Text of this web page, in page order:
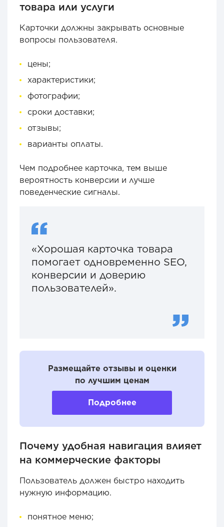
товара или услуги
Карточки должны закрывать основные
вопросы пользователя.
цены;
характеристики;
фотографии;
сроки доставки;
отзывы;
варианты оплаты.
Чем подробнее карточка, тем выше
вероятность конверсии и лучше
поведенческие сигналы.
«Хорошая карточка товара
помогает одновременно SEO,
конверсии и доверию
пользователей».
Размещайте отзывы и оценки
по лучшим ценам
Подробнее
Почему удобная навигация влияет
на коммерческие факторы
Пользователь должен быстро находить
нужную информацию.
понятное меню;